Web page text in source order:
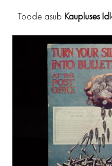
Toode asub Kaupluses